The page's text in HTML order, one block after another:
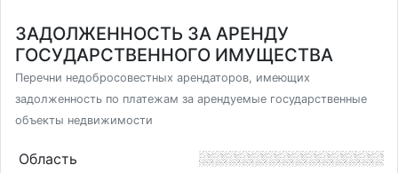
ЗАДОЛЖЕННОСТЬ ЗА АРЕНДУ
ГОСУДАРСТВЕННОГО ИМУЩЕСТВА
Перечни недобросовестных арендаторов, имеющих
задолженность по платежам за арендуемые государственные
объекты недвижимости
Область